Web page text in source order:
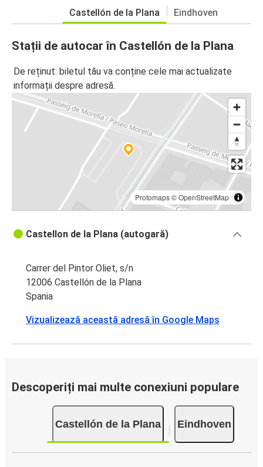
Castellón de la Plana Eindhoven
Stații de autocar în Castellón de la Plana
De reținut: biletul tău va conține cele mai actualizate
informații despre adresă.
Protomaps©OpenStreetMap
Castellon de la Plana (autogară)
Carrer del Pintor Oliet, s/n
12006 Castellón de la Plana
Spania
Vizualizează această adresă în Google Maps
Descoperiți mai multe conexiuni populare
Castellón de la Plana Eindhoven